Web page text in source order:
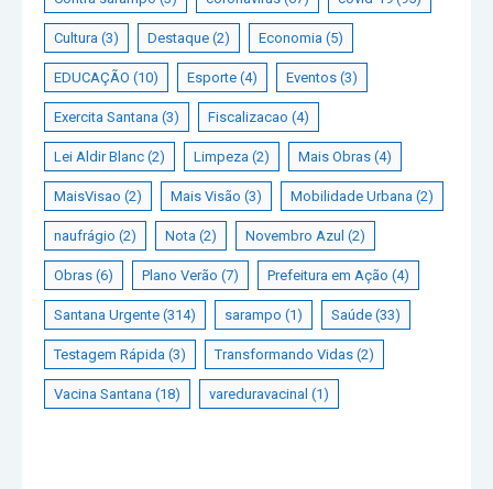
Cultura (3) Destaque (2) Economia (5)
EDUCAÇÃO (10) Esporte (4) Eventos (3)
Exercita Santana (3) Fiscalizacao (4)
Lei Aldir Blanc (2) Limpeza (2) Mais Obras (4)
MaisVisao (2) Mais Visão (3) Mobilidade Urbana (2)
naufrágio (2) Nota (2) Novembro Azul (2)
Obras (6) Plano Verão (7) Prefeitura em Ação (4)
Santana Urgente (314) sarampo (1) Saúde (33)
Testagem Rápida (3) Transformando Vidas (2)
Vacina Santana (18) vareduravacinal (1)